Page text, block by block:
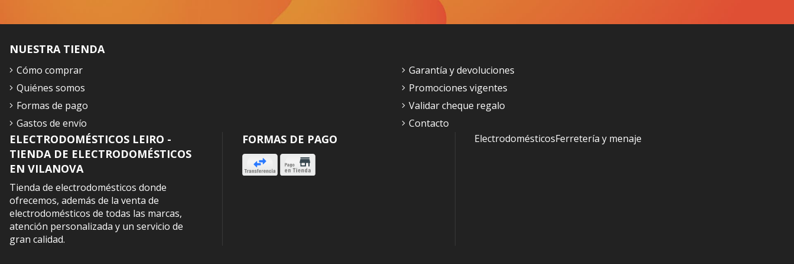
ELECTRODOMÉSTICOS LEIRO -
TIENDA DE ELECTRODOMÉSTICOS
EN VILANOVA
Tienda de electrodomésticos donde
ofrecemos, además de la venta de
electrodomésticos de todas las marcas,
atención personalizada y un servicio de
gran calidad.
FORMAS DE PAGO
NUESTRA TIENDA
Cómo comprar
Quiénes somos
Formas de pago
Gastos de envío
Garantía y devoluciones
Promociones vigentes
Validar cheque regalo
Contacto
ElectrodomésticosFerretería y menaje